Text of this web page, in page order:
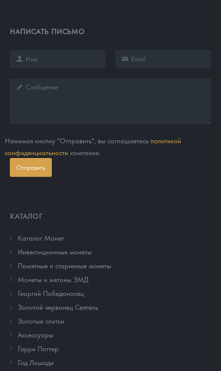
НАПИСАТЬ ПИСЬМО
Нажимая кнопку "Отправить", вы соглашаетесь политикой
конфиденциальности компании.
Отправить
КАТАЛОГ
Каталог Монет
Инвестиционные монеты
Памятные и старинные монеты
Монеты и жетоны ЗМД
Георгий Победоносец
Золотой червонец Сеятель
Золотые слитки
Аксессуары
Гарри Поттер
Год Лошади